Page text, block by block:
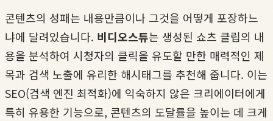
콘텐츠의 성패는 내용만큼이나 그것을 어떻게 포장하느
냐에 달려있습니다. 비디오스튜는 생성된 쇼츠 클립의 내
용을 분석하여 시청자의 클릭을 유도할 만한 매력적인 제
목과 검색 노출에 유리한 해시태그를 추천해 줍니다. 이는
SEO(검색 엔진 최적화)에 익숙하지 않은 크리에이터에게
특히 유용한 기능으로, 콘텐츠의 도달률을 높이는 데 크게